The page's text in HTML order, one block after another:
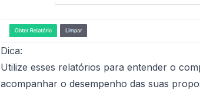
Dica:
Utilize esses relatórios para entender o
acompanhar o desempenho das suas